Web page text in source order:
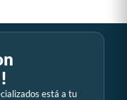
está a tu